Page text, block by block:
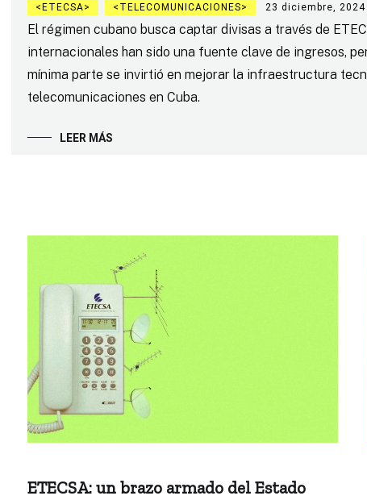
ETECSA TELECOMUNICACIONES 23 diciembre, 2024
El régimen cubano busca captar divisas a través de
internacionales han sido una fuente clave de ingresos,
mínima parte se invirtió en mejorar la infraestructura
telecomunicaciones en Cuba.
LEER MÁS
ETECSA: un brazo armado del Estado